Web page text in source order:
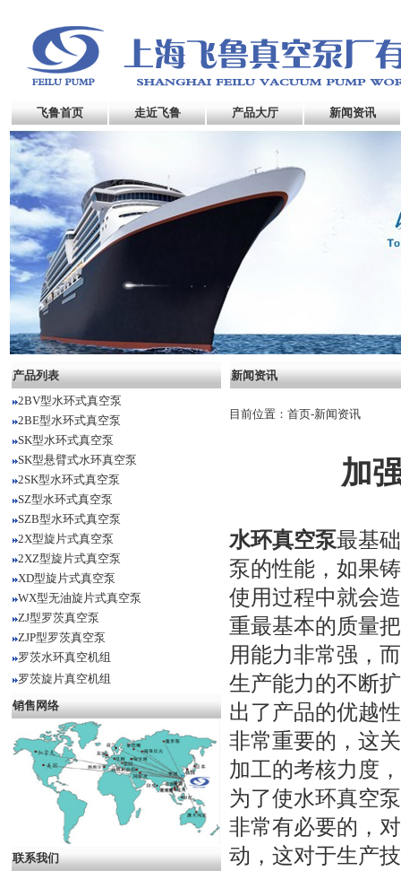
飞鲁首页 走近飞鲁 产品大厅 新闻资讯
产品列表
2BV型水环式真空泵
2BE型水环式真空泵
SK型水环式真空泵
SK型悬臂式水环真空泵
2SK型水环式真空泵
SZ型水环式真空泵
SZB型水环式真空泵
2X型旋片式真空泵
2XZ型旋片式真空泵
XD型旋片式真空泵
WX型无油旋片式真空泵
ZJ型罗茨真空泵
ZJP型罗茨真空泵
罗茨水环真空机组
罗茨旋片真空机组
销售网络
联系我们
新闻资讯
目前位置： 首页-新闻资讯
加
水环真空泵最基
泵的性能，如果
使用过程中就会
重最基本的质量
用能力非常强，
生产能力的不断
出了产品的优越
非常重要的，这
加工的考核力度
为了使水环真空
非常有必要的，
动，这对于生产